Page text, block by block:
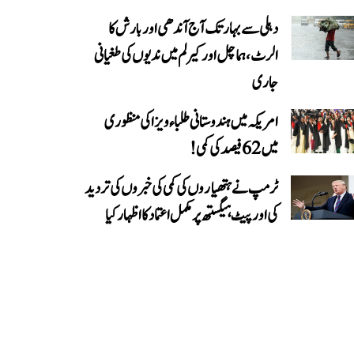
دہلی سے بہار تک آج آندھی اور بارش کا
الرٹ، ہماچل اور کیرلم میں ندیوں کی طغیانی
جاری
امریکہ میں ہندوستانی طلباء ویزا کی منظوری
میں 62 فیصد کی کمی!
ٹرمپ نے ہتھیاروں کی کمی کی خبروں کی تردید
کی اور پیٹ ہیگستھ پر مکمل اعتماد کا اظہار کیا